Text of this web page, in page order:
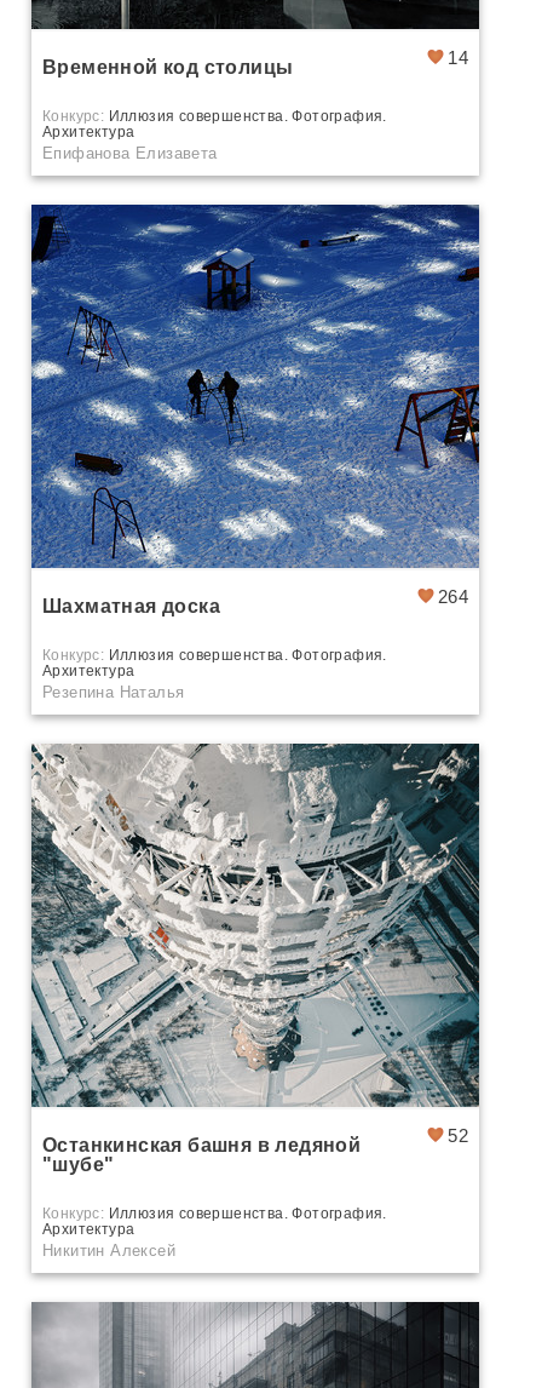
14
Временной код столицы
Конкурс: Иллюзия совершенства. Фотография.
Архитектура
Епифанова Елизавета
264
Шахматная доска
Конкурс: Иллюзия совершенства. Фотография.
Архитектура
Резепина Наталья
52
Останкинская башня в ледяной
"шубе"
Конкурс: Иллюзия совершенства. Фотография.
Архитектура
Никитин Алексей